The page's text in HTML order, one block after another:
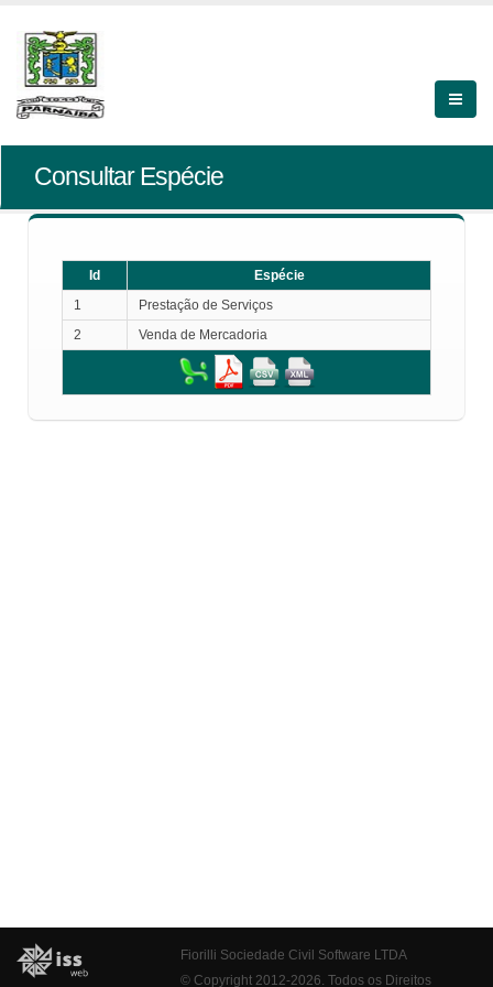
Consultar Espécie
Id
Espécie
1
Prestação de Serviços
2
Venda de Mercadoria
Fiorilli Sociedade Civil Software LTDA
© Copyright 2012-2026. Todos os Direitos